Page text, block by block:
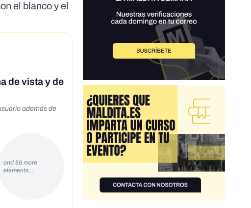
el blanco y el
de vista y de
además de
and 58 more
elements…